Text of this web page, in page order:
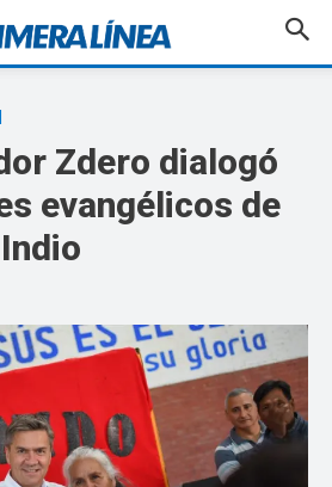
Zdero dialogó
evangélicos de